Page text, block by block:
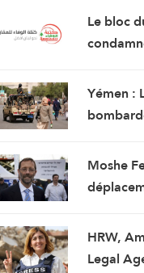
Le bloc
les
Yémen :
une
régions
Moshe
HRW,
Legal